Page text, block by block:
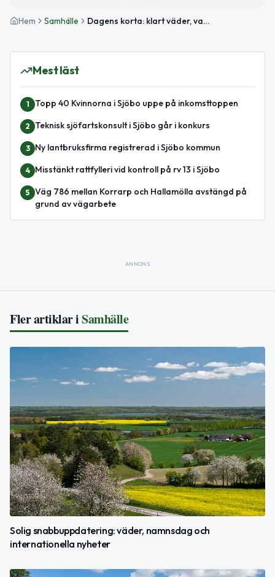
Hem Samhälle Dagens korta: klart väder, vapenuppmärksamhet och internationell oro
Mest läst
1 Topp 40 Kvinnorna i Sjöbo uppe på inkomsttoppen
2 Teknisk sjöfartskonsult i Sjöbo går i konkurs
3 Ny lantbruksfirma registrerad i Sjöbo kommun
4 Misstänkt rattfylleri vid kontroll på rv 13 i Sjöbo
5 Väg 786 mellan Korrarp och Hallamölla avstängd på
grund av vägarbete
ANNONS
Fler artiklar iSamhälle
Solig snabbuppdatering: väder, namnsdag och
internationella nyheter